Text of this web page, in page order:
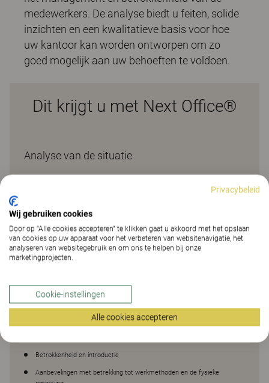
medewerkers. De analyse biedt u feiten, solide
inzichten en een kwalitatieve basis voor hoe
uw kantoor kan worden ontworpen om zo
goed mogelijk aan uw behoeften te voldoen.
Dit krijgt u met Next Office®
Analyse van de situatie
Productiviteit en creativiteit
Gezondheid en welzijn
Hulp bij het veranderingstraject
Perspectief van het management
Betrokkenheid en introductie
Aanbevelingen met betrekking tot werkmethoden en de fysieke
Privacybeleid
Wij gebruiken cookies
Door op “Alle cookies accepteren” te klikken gaat u akkoord met het opslaan
van cookies op uw apparaat voor het verbeteren van websitenavigatie, het
analyseren van websitegebruik en om ons te helpen bij onze
marketingprojecten.
Cookie-instellingen
Alle cookies accepteren